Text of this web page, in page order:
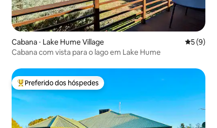
Cabana ⋅ Lake Hume Village 5 de
5 (9)
Cabana com vista para o lago em Lake Hume
Entre os melhores preferidos dos hóspedes
Preferido dos hóspedes